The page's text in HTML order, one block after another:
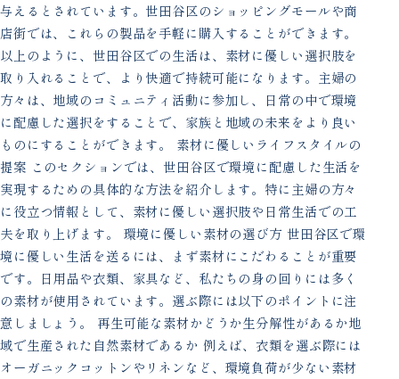
与えるとされています。世田谷区のショッピングモールや商
店街では、これらの製品を手軽に購入することができます。
以上のように、世田谷区での生活は、素材に優しい選択肢を
取り入れることで、より快適で持続可能になります。主婦の
方々は、地域のコミュニティ活動に参加し、日常の中で環境
に配慮した選択をすることで、家族と地域の未来をより良い
ものにすることができます。 素材に優しいライフスタイルの
提案 このセクションでは、世田谷区で環境に配慮した生活を
実現するための具体的な方法を紹介します。特に主婦の方々
に役立つ情報として、素材に優しい選択肢や日常生活での工
夫を取り上げます。 環境に優しい素材の選び方 世田谷区で環
境に優しい生活を送るには、まず素材にこだわることが重要
です。日用品や衣類、家具など、私たちの身の回りには多く
の素材が使用されています。選ぶ際には以下のポイントに注
意しましょう。 再生可能な素材かどうか生分解性があるか地
域で生産された自然素材であるか 例えば、衣類を選ぶ際には
オーガニックコットンやリネンなど、環境負荷が少ない素材